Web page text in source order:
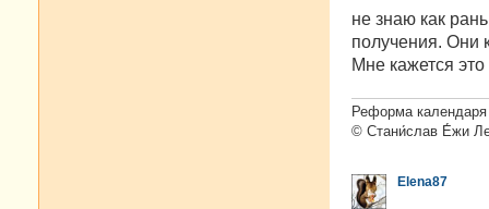
не знаю как
получения. Они
Мне кажется
Реформа
© Стани́слав Е́жи
Elena87